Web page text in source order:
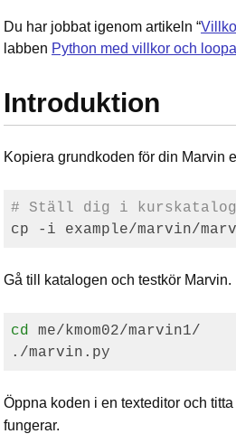
Du har jobbat igenom artikeln “
labben Python med villkor och
Introduktion
Kopiera grundkoden för din Marvin
# Ställ dig i
Gå till katalogen och testkör Marvin.
cd me/kmom02/marvin1/
Öppna koden i en texteditor och
fungerar.